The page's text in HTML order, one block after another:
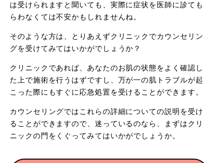
は受けられますと聞いても、実際に症状を医師に診ても
らわなくては不安かもしれませんね。
そのような方は、とりあえずクリニックでカウンセリン
グを受けてみてはいかがでしょうか？
クリニックであれば、あなたのお肌の状態をよく確認し
た上で施術を行うはずですし、万が一の肌トラブルが起
こった際にもすぐに応急処置を受けることができます。
カウンセリングではこれらの詳細についての説明を受け
ることができますので、迷っているのなら、まずはクリ
ニックの門をくぐってみてはいかがでしょうか。